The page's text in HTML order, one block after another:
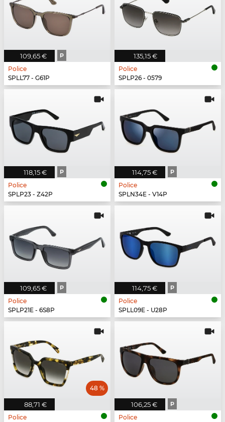
109,65 € P
Police
SPLL77 - G61P
135,15 €
Police
SPLP26 - 0579
118,15 € P
Police
SPLP23 - Z42P
114,75 € P
Police
SPLN34E - V14P
109,65 € P
Police
SPLP21E - 6S8P
114,75 € P
Police
SPLL09E - U28P
88,71 €
48 %
Police
106,25 € P
Police